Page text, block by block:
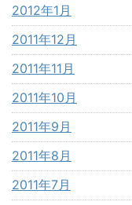
2012年1月
2011年12月
2011年11月
2011年10月
2011年9月
2011年8月
2011年7月